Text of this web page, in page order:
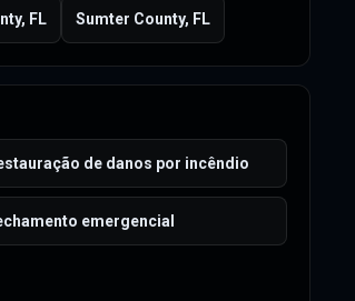
FL Sumter County, FL
de danos por incêndio
emergencial